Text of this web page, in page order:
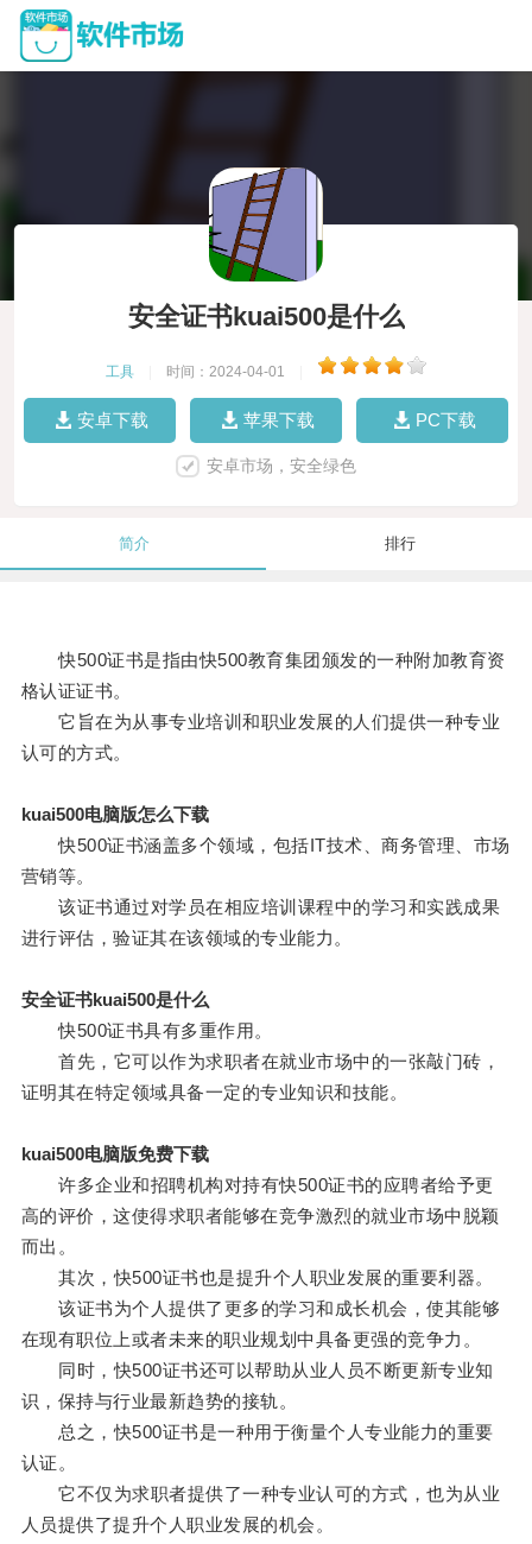
安全证书kuai500是什么
工具 时间：2024-04-01
安卓下载 苹果下载 PC下载
安卓市场，安全绿色
简介 排行
快500证书是指由快500教育集团颁发的一种附加教育资
格认证证书。
它旨在为从事专业培训和职业发展的人们提供一种专业
认可的方式。
kuai500电脑版怎么下载
快500证书涵盖多个领域，包括IT技术、商务管理、市场
营销等。
该证书通过对学员在相应培训课程中的学习和实践成果
进行评估，验证其在该领域的专业能力。
安全证书kuai500是什么
快500证书具有多重作用。
首先，它可以作为求职者在就业市场中的一张敲门砖，
证明其在特定领域具备一定的专业知识和技能。
kuai500电脑版免费下载
许多企业和招聘机构对持有快500证书的应聘者给予更
高的评价，这使得求职者能够在竞争激烈的就业市场中脱颖
而出。
其次，快500证书也是提升个人职业发展的重要利器。
该证书为个人提供了更多的学习和成长机会，使其能够
在现有职位上或者未来的职业规划中具备更强的竞争力。
同时，快500证书还可以帮助从业人员不断更新专业知
识，保持与行业最新趋势的接轨。
总之，快500证书是一种用于衡量个人专业能力的重要
认证。
它不仅为求职者提供了一种专业认可的方式，也为从业
人员提供了提升个人职业发展的机会。